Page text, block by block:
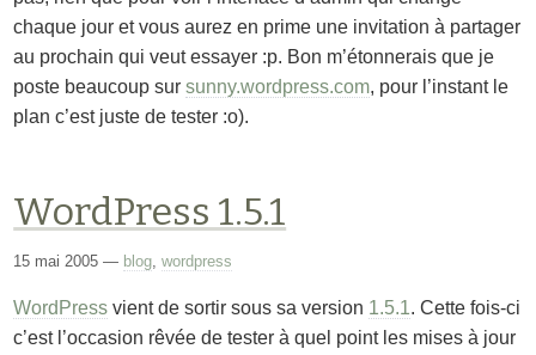
chaque jour et vous aurez en prime une invitation à partager
au prochain qui veut essayer :p. Bon m’étonnerais que je
poste beaucoup sursunny.wordpress.com, pour l’instant le
plan c’est juste de tester :o).
WordPress 1.5.1
15 mai 2005— blog ,wordpress
WordPress vient de sortir sous sa version 1.5.1. Cette fois-ci
c’est l’occasion rêvée de tester à quel point les mises à jour